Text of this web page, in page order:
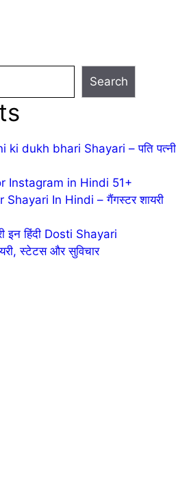
Search
ki dukh bhari Shayari – पति पत्नी
Instagram in Hindi 51+
In Hindi – गैंगस्टर शायरी
इन हिंदी Dosti Shayari
स्टेटस और सुविचार